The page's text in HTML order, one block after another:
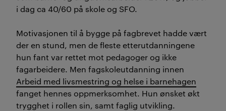
i dag ca 40/60 på skole og SFO.
Motivasjonen til å bygge på fagbrevet hadde vært
der en stund, men de fleste etterutdanningene
hun fant var rettet mot pedagoger og ikke
fagarbeidere. Men fagskoleutdanning innen
Arbeid med livsmestring og helse i barnehagen
fanget hennes oppmerksomhet. Hun ønsket økt
trygghet i rollen sin, samt faglig utvikling.